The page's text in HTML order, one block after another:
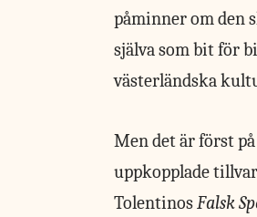
påminner om den
själva som bit för
västerländska
Men det är först
uppkopplade
TolentinosFalsk